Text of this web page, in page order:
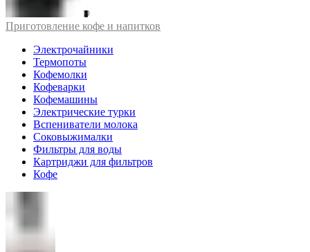
Приготовление кофе и напитков
Электрочайники
Термопоты
Кофемолки
Кофеварки
Кофемашины
Электрические турки
Вспениватели молока
Соковыжималки
Фильтры для воды
Картриджи для фильтров
Кофе